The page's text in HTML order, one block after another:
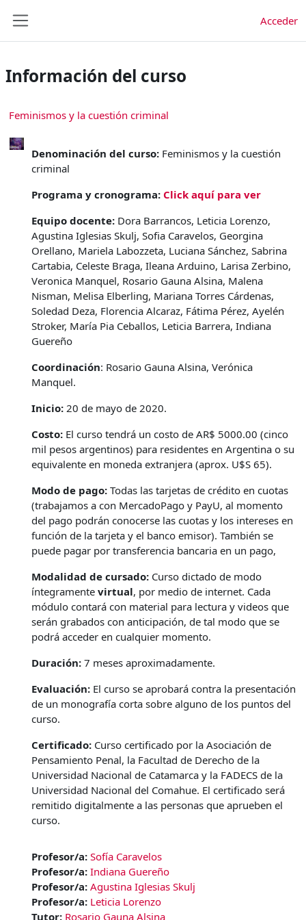
Acceder
Información del curso
Feminismos y la cuestión criminal
Denominación del curso: Feminismos y la cuestión
criminal
Programa y cronograma: Click aquí para ver
Equipo docente: Dora Barrancos, Leticia Lorenzo,
Agustina Iglesias Skulj, Sofia Caravelos, Georgina
Orellano, Mariela Labozzeta, Luciana Sánchez, Sabrina
Cartabia, Celeste Braga, Ileana Arduino, Larisa Zerbino,
Veronica Manquel, Rosario Gauna Alsina, Malena
Nisman, Melisa Elberling, Mariana Torres Cárdenas,
Soledad Deza, Florencia Alcaraz, Fátima Pérez, Ayelén
Stroker, María Pia Ceballos, Leticia Barrera, Indiana
Guereño
Coordinación: Rosario Gauna Alsina, Verónica
Manquel.
Inicio: 20 de mayo de 2020.
Costo: El curso tendrá un costo de AR$ 5000.00 (cinco
mil pesos argentinos) para residentes en Argentina o su
equivalente en moneda extranjera (aprox. U$S 65).
Modo de pago:Todas las tarjetas de crédito en cuotas
(trabajamos a con MercadoPago y PayU, al momento
del pago podrán conocerse las cuotas y los intereses en
función de la tarjeta y el banco emisor). También se
puede pagar por transferencia bancaria en un pago,
Modalidad de cursado: Curso dictado de modo
íntegramentevirtual, por medio de internet. Cada
módulo contará con material para lectura y videos que
serán grabados con anticipación, de tal modo que se
podrá acceder en cualquier momento.
Duración: 7 meses aproximadamente.
Evaluación: El curso se aprobará contra la presentación
de un monografía corta sobre alguno de los puntos del
curso.
Certificado: Curso certificado por la Asociación de
Pensamiento Penal, la Facultad de Derecho de la
Universidad Nacional de Catamarca y la FADECS de la
Universidad Nacional del Comahue. El certificado será
remitido digitalmente a las personas que aprueben el
curso.
Profesor/a:Sofía Caravelos
Profesor/a:Indiana Guereño
Profesor/a:Agustina Iglesias Skulj
Profesor/a: Leticia Lorenzo
Tutor: Rosario Gauna Alsina